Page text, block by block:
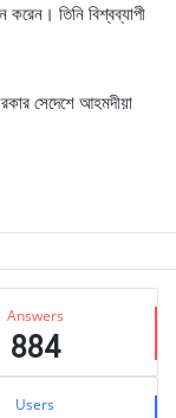
করেন। তিনি বিশ্বব্যাপী
সেদেশে আহমদীয়া
Answers
884
Users